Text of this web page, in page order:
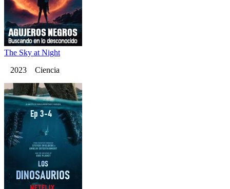
The Sky at Night
2023 Ciencia